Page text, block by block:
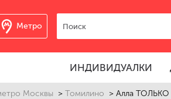
Метро
ИНДИВИДУАЛКИ
Москвы > Томилино > Алла